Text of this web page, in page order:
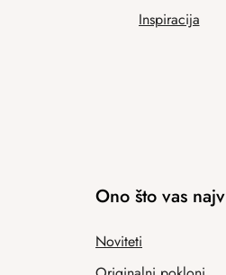
Inspiracija
Ono što vas
Noviteti